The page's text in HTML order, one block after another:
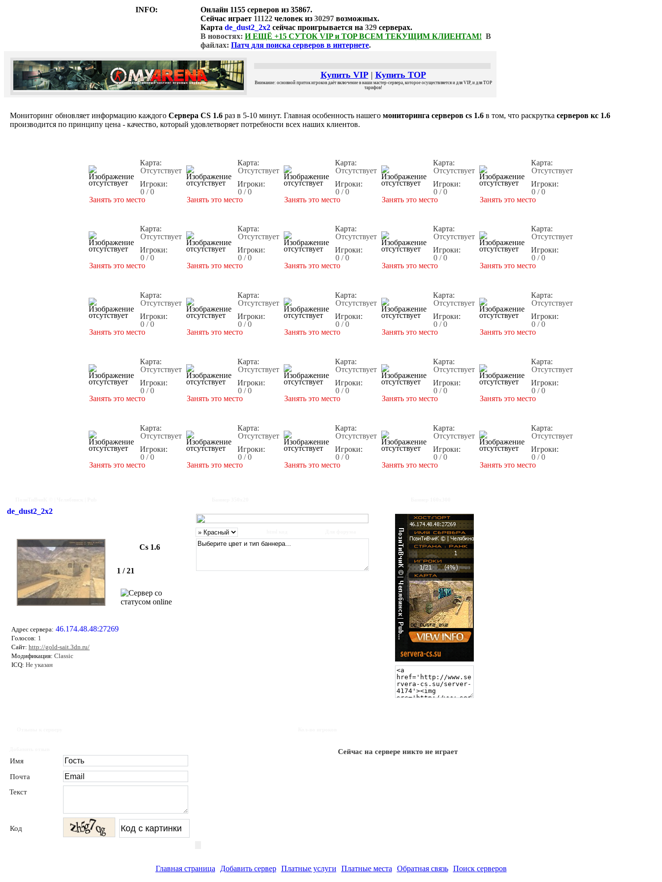
INFO: Онлайн 1155 серверов из 35867.
Сейчас играет 11122 человек из 30297 возможных.
Карта de_dust2_2x2 сейчас проигрывается на 329 серверах.
В новостях: И ЕЩЁ +15 СУТОК VIP и TOP ВСЕМ ТЕКУЩИМ КЛИЕНТАМ! В
файлах: Патч для поиска серверов в интернете.
Купить VIP| Купить TOP
Внимание: основной приток игроков даёт включение в наши мастер-сервера, которое осуществляется и для VIP, и для TOP
тарифов!
Мониторинг обновляет информацию каждого Сервера CS 1.6 раз в 5-10 минут. Главная особенность нашего мониторинга серверов cs 1.6 в том, что раскрутка серверов кс 1.6
производится по принципу цена - качество, который удовлетворяет потребности всех наших клиентов.
Карта:
Отсутствует
Игроки:
0 / 0
Занять это место
Карта:
Отсутствует
Игроки:
0 / 0
Занять это место
Карта:
Отсутствует
Игроки:
0 / 0
Занять это место
Карта:
Отсутствует
Игроки:
0 / 0
Занять это место
Карта:
Отсутствует
Игроки:
0 / 0
Занять это место
Карта:
Отсутствует
Игроки:
0 / 0
Занять это место
Карта:
Отсутствует
Игроки:
0 / 0
Занять это место
Карта:
Отсутствует
Игроки:
0 / 0
Занять это место
Карта:
Отсутствует
Игроки:
0 / 0
Занять это место
Карта:
Отсутствует
Игроки:
0 / 0
Занять это место
Карта:
Отсутствует
Игроки:
0 / 0
Занять это место
Карта:
Отсутствует
Игроки:
0 / 0
Занять это место
Карта:
Отсутствует
Игроки:
0 / 0
Занять это место
Карта:
Отсутствует
Игроки:
0 / 0
Занять это место
Карта:
Отсутствует
Игроки:
0 / 0
Занять это место
Карта:
Отсутствует
Игроки:
0 / 0
Занять это место
Карта:
Отсутствует
Игроки:
0 / 0
Занять это место
Карта:
Отсутствует
Игроки:
0 / 0
Занять это место
Карта:
Отсутствует
Игроки:
0 / 0
Занять это место
Карта:
Отсутствует
Игроки:
0 / 0
Занять это место
Карта:
Отсутствует
Игроки:
0 / 0
Занять это место
Карта:
Отсутствует
Игроки:
0 / 0
Занять это место
Карта:
Отсутствует
Игроки:
0 / 0
Занять это место
Карта:
Отсутствует
Игроки:
0 / 0
Занять это место
Карта:
Отсутствует
Игроки:
0 / 0
Занять это место
de_dust2_2x2
Cs 1.6
1 / 21
Адрес сервера: 46.174.48.48:27269
Голосов: 1
Сайт: http://gold-sait.3dn.ru/
Модификация: Classic
ICQ: Не указан
Имя
Почта
Текст
Код
Сейчас на сервере никто не играет
Главная страница Добавить сервер Платные услуги Платные места Обратная связь Поиск серверов